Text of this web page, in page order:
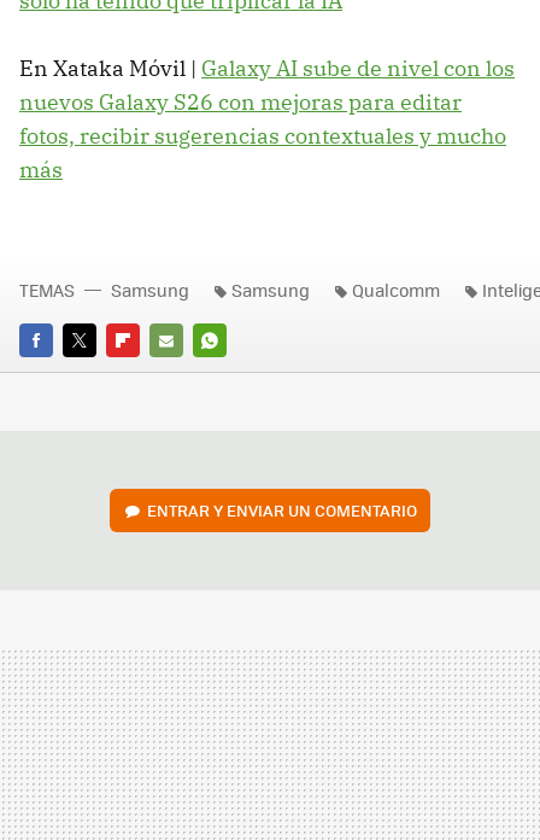
En Xataka Móvil | Galaxy AI sube de nivel con los
nuevos Galaxy S26 con mejoras para editar
fotos, recibir sugerencias contextuales y mucho
más
FACEBOOK
TWITTERFLIPBOARD
E-
WHATSAPP
TEMAS Samsung Samsung Qualcomm
ENTRAR Y ENVIAR UN COMENTARIO